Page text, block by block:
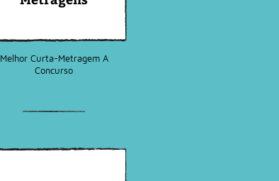
Melhor Curta-Metragem A
Concurso